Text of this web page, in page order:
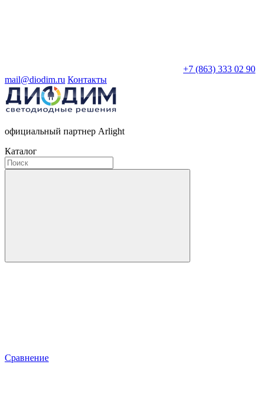
+7 (863) 333 02 90
mail@diodim.ru Контакты
официальный партнер Arlight
Каталог
Сравнение